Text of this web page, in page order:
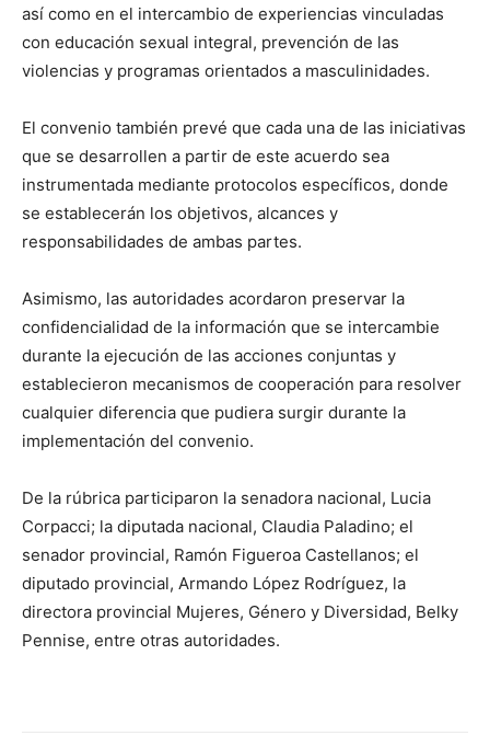
así como en el intercambio de experiencias vinculadas
con educación sexual integral, prevención de las
violencias y programas orientados a masculinidades.
El convenio también prevé que cada una de las iniciativas
que se desarrollen a partir de este acuerdo sea
instrumentada mediante protocolos específicos, donde
se establecerán los objetivos, alcances y
responsabilidades de ambas partes.
Asimismo, las autoridades acordaron preservar la
confidencialidad de la información que se intercambie
durante la ejecución de las acciones conjuntas y
establecieron mecanismos de cooperación para resolver
cualquier diferencia que pudiera surgir durante la
implementación del convenio.
De la rúbrica participaron la senadora nacional, Lucia
Corpacci; la diputada nacional, Claudia Paladino; el
senador provincial, Ramón Figueroa Castellanos; el
diputado provincial, Armando López Rodríguez, la
directora provincial Mujeres, Género y Diversidad, Belky
Pennise, entre otras autoridades.